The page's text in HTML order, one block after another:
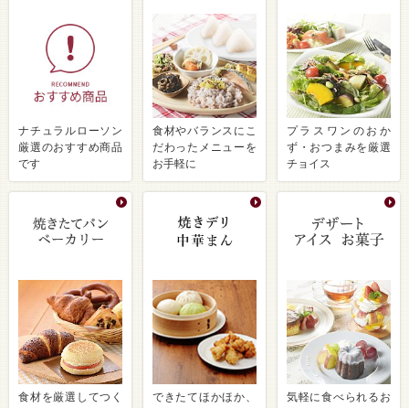
ナチュラルローソン
厳選のおすすめ商品
です
食材やバランスにこ
だわったメニューを
お手軽に
プラスワンのおか
ず・おつまみを厳選
チョイス
食材を厳選してつく
できたてほかほか、
気軽に食べられるお